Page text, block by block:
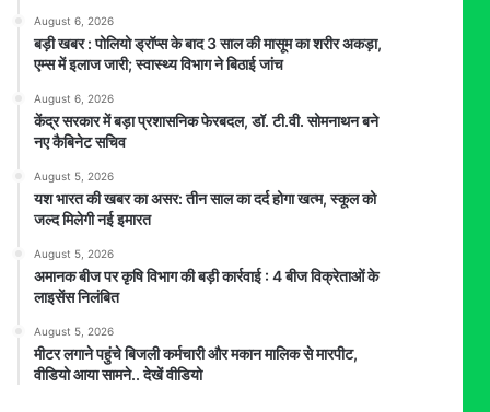
August 6, 2026
बड़ी खबर : पोलियो ड्रॉप्स के बाद 3 साल की मासूम का शरीर अकड़ा,
एम्स में इलाज जारी; स्वास्थ्य विभाग ने बिठाई जांच
August 6, 2026
केंद्र सरकार में बड़ा प्रशासनिक फेरबदल, डॉ. टी.वी. सोमनाथन बने
नए कैबिनेट सचिव
August 5, 2026
यश भारत की खबर का असर: तीन साल का दर्द होगा खत्म, स्कूल को
जल्द मिलेगी नई इमारत
August 5, 2026
अमानक बीज पर कृषि विभाग की बड़ी कार्रवाई : 4 बीज विक्रेताओं के
लाइसेंस निलंबित
August 5, 2026
मीटर लगाने पहुंचे बिजली कर्मचारी और मकान मालिक से मारपीट,
वीडियो आया सामने.. देखें वीडियो